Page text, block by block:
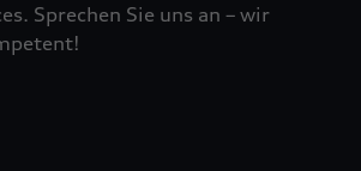
Sprechen Sie uns an – wir